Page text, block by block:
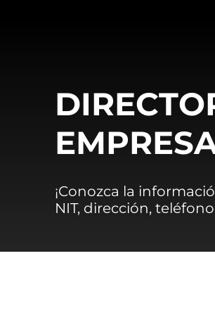
¡Conozca la
NIT, dirección,